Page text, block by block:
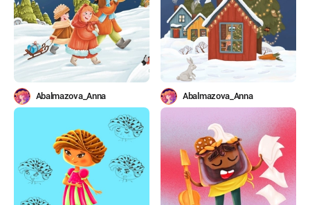
Abalmazova_Anna Abalmazova_Anna